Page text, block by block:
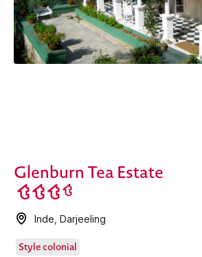
Glenburn Tea Estate
Inde ,Darjeeling
Style colonial